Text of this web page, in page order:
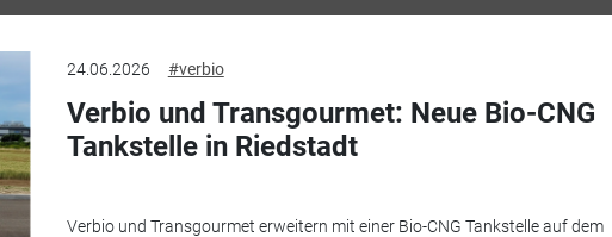
24.06.2026 #verbio
Verbio und Transgourmet: Neue Bio-CNG
Tankstelle in Riedstadt
Verbio und Transgourmet erweitern mit einer Bio-CNG Tankstelle auf dem